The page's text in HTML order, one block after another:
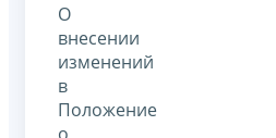
О
внесении
изменений
в
Положение